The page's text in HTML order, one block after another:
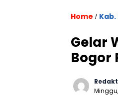
Home /
Gelar
Bogor